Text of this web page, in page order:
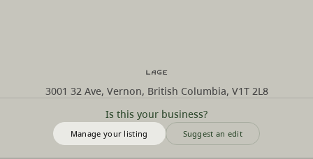
Is this your business?
Manage your listing Suggest an edit
Lage
3001 32 Ave, Vernon, British Columbia, V1T 2L8